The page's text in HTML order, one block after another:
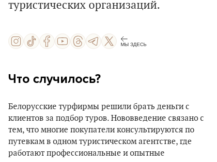
туристических организаций.
МЫ ЗДЕСЬ
Что случилось?
Белорусские турфирмы решили брать деньги с
клиентов за подбор туров. Нововведение связано с
тем, что многие покупатели консультируются по
путевкам в одном туристическом агентстве, где
работают профессиональные и опытные